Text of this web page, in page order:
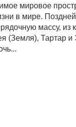
мировое
в мире.
массу, из
(Земля), Тартар и